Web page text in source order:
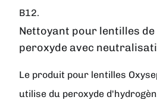
B12.
Nettoyant pour lentilles
peroxyde avec
Le produit pour lentilles
utilise du peroxyde